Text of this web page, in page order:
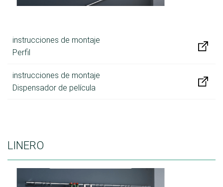
instrucciones de montaje
Perfil
instrucciones de montaje
Dispensador de película
LINERO